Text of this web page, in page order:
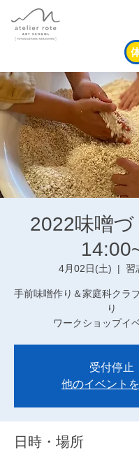
2022味噌
4月02日(土)
  |
習
手前味噌作り＆家庭科クラ
り
受付停止
他のイベント
日時・場所